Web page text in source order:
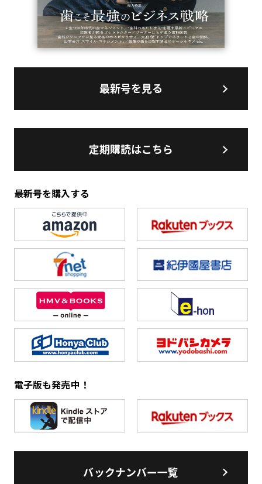
最新号を見る
定期購読はこちら
最新号を購入する
電子版も発売中！
バックナンバー一覧